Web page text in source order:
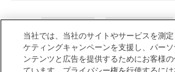
当社では、当社のサイトやサービスを測
ケティングキャンペーンを支援し、パー
ンテンツと広告を提供するためにお客様